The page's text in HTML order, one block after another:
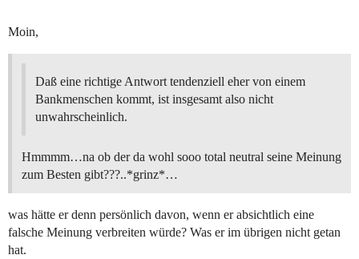
Moin,
Daß eine richtige Antwort tendenziell eher von einem
Bankmenschen kommt, ist insgesamt also nicht
unwahrscheinlich.
Hmmmm…na ob der da wohl sooo total neutral seine Meinung
zum Besten gibt???..*grinz*…
was hätte er denn persönlich davon, wenn er absichtlich eine
falsche Meinung verbreiten würde? Was er im übrigen nicht getan
hat.